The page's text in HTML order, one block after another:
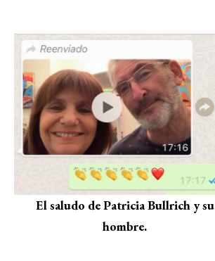
El saludo de Patricia Bullrich y su
hombre.